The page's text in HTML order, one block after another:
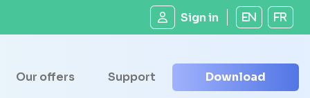
Sign in EN FR
Our offers Support Download